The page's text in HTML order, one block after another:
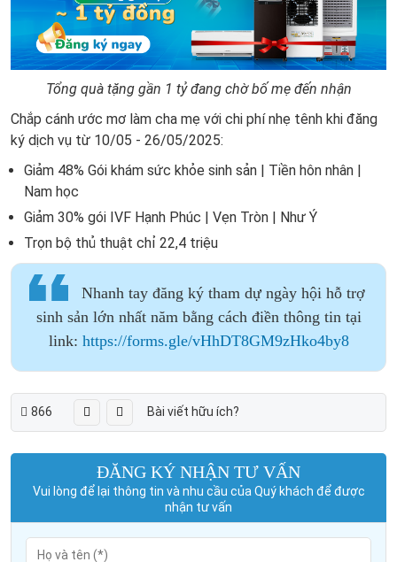
Tổng quà tặng gần 1 tỷ đang chờ bố mẹ đến nhận
Chắp cánh ước mơ làm cha mẹ với chi phí nhẹ tênh khi đăng
ký dịch vụ từ 10/05 - 26/05/2025:
Giảm 48% Gói khám sức khỏe sinh sản | Tiền hôn nhân |
Nam học
Giảm 30% gói IVF Hạnh Phúc | Vẹn Tròn | Như Ý
Trọn bộ thủ thuật chỉ 22,4 triệu
Nhanh tay đăng ký tham dự ngày hội hỗ trợ
sinh sản lớn nhất năm bằng cách điền thông tin tại
link: https://forms.gle/vHhDT8GM9zHko4by8
866 Bài viết hữu ích?
ĐĂNG KÝ NHẬN TƯ VẤN
Vui lòng để lại thông tin và nhu cầu của Quý khách để được
nhận tư vấn